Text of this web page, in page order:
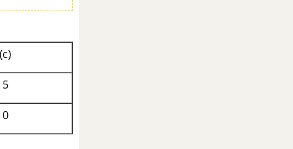
(c)
5
0